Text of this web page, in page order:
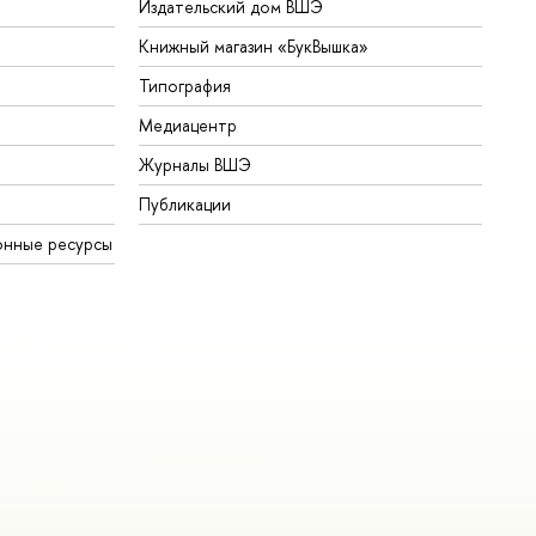
ресурсы
Издательский дом ВШЭ
Книжный магазин «БукВышка»
Типография
Медиацентр
Журналы ВШЭ
Публикации